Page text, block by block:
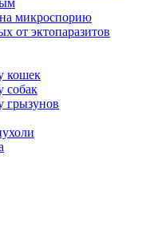
микроспорию
от эктопаразитов
кошек
собак
грызунов